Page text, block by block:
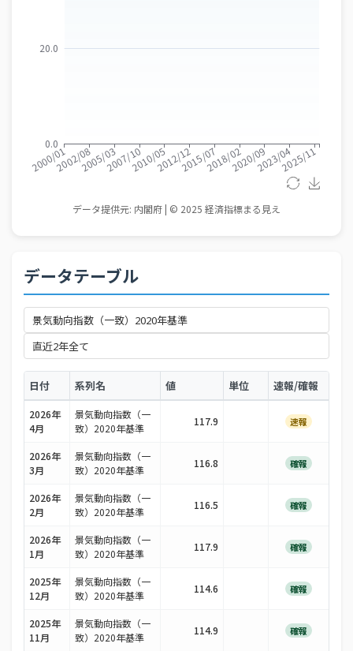
データテーブル
日付 系列名 値 単位 速報/確報
2026年
4月
景気動向指数（一
致）2020年基準
117.9 速報
2026年
3月
景気動向指数（一
致）2020年基準
116.8 確報
2026年
2月
景気動向指数（一
致）2020年基準
116.5 確報
2026年
1月
景気動向指数（一
致）2020年基準
117.9 確報
2025年
12月
景気動向指数（一
致）2020年基準
114.6 確報
2025年
11月
景気動向指数（一
致）2020年基準
114.9 確報